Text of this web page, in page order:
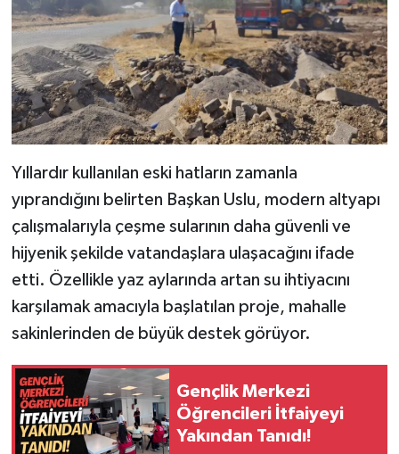
Yıllardır kullanılan eski hatların zamanla
yıprandığını belirten Başkan Uslu, modern altyapı
çalışmalarıyla çeşme sularının daha güvenli ve
hijyenik şekilde vatandaşlara ulaşacağını ifade
etti. Özellikle yaz aylarında artan su ihtiyacını
karşılamak amacıyla başlatılan proje, mahalle
sakinlerinden de büyük destek görüyor.
Gençlik Merkezi
Öğrencileri İtfaiyeyi
Yakından Tanıdı!